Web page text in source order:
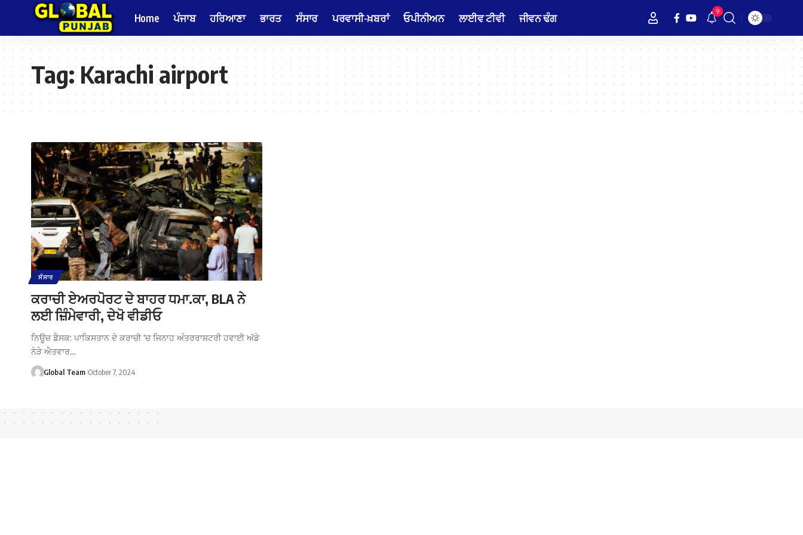
Home ਪੰਜਾਬ ਹਰਿਆਣਾ ਭਾਰਤ ਸੰਸਾਰ ਪਰਵਾਸੀ-ਖ਼ਬਰਾਂ ਓਪੀਨੀਅਨ ਲਾਈਵ ਟੀਵੀ ਜੀਵਨ ਢੰਗ 9
Tag:Karachi airport
ਸੰਸਾਰ
ਕਰਾਚੀ ਏਅਰਪੋਰਟ ਦੇ ਬਾਹਰ ਧਮਾ.ਕਾ, BLA ਨੇ
ਲਈ ਜ਼ਿੰਮੇਵਾਰੀ, ਦੇਖੋ ਵੀਡੀਓ
ਨਿਊਜ਼ ਡੈਸਕ: ਪਾਕਿਸਤਾਨ ਦੇ ਕਰਾਚੀ 'ਚ ਜਿਨਾਹ ਅੰਤਰਰਾਸ਼ਟਰੀ ਹਵਾਈ ਅੱਡੇ
ਨੇੜੇ ਐਤਵਾਰ…
Global Team October 7, 2024